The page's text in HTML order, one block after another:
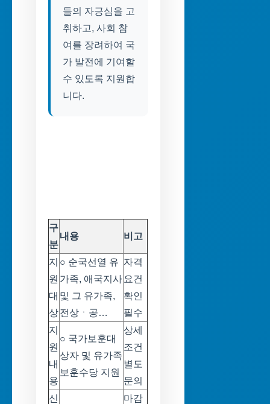
들의 자긍심을 고
취하고, 사회 참
여를 장려하여 국
가 발전에 기여할
수 있도록 지원합
니다.
구
분
내용 비고
지
원
대
상
○ 순국선열 유
가족, 애국지사
및 그 유가족,
전상ㆍ공…
자격
요건
확인
필수
지
원
내
용
○ 국가보훈대
상자 및 유가족
보훈수당 지원
상세
조건
별도
문의
신
마감